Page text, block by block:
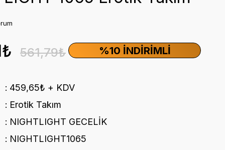
%10 İNDIRIMLI
561,79₺
459,65₺ + KDV
Erotik Takım
NIGHTLIGHT GECELİK
NIGHTLIGHT1065